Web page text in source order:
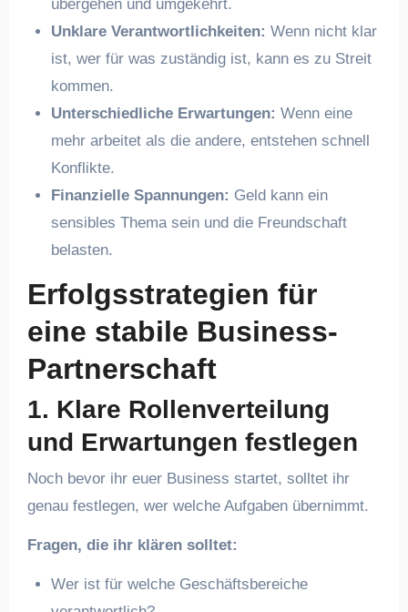
übergehen und umgekehrt.
Unklare Verantwortlichkeiten: Wenn nicht klar
ist, wer für was zuständig ist, kann es zu Streit
kommen.
Unterschiedliche Erwartungen: Wenn eine
mehr arbeitet als die andere, entstehen schnell
Konflikte.
Finanzielle Spannungen: Geld kann ein
sensibles Thema sein und die Freundschaft
belasten.
Erfolgsstrategien für
eine stabile Business-
Partnerschaft
1. Klare Rollenverteilung
und Erwartungen festlegen
Noch bevor ihr euer Business startet, solltet ihr
genau festlegen, wer welche Aufgaben übernimmt.
Fragen, die ihr klären solltet:
Wer ist für welche Geschäftsbereiche